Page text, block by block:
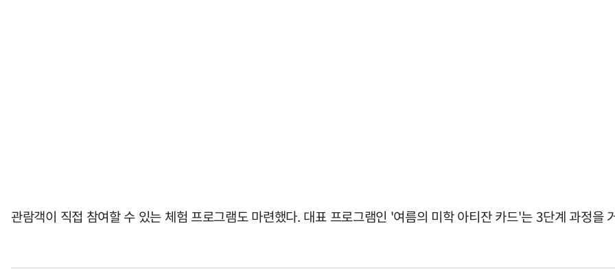
관람객이 직접 참여할 수 있는 체험 프로그램도 마련했다. 대표 프로그램인 '여름의 미학 아티잔 카드'는 3단계 과정을